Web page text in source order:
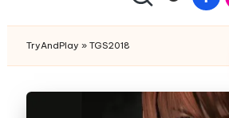
A
n
TryAndPlay » TGS2018